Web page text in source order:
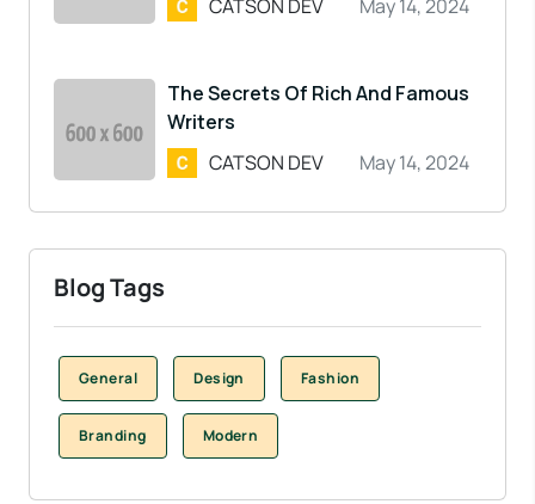
CATSON DEV
May 14, 2024
The Secrets Of Rich And Famous
Writers
CATSON DEV
May 14, 2024
Blog Tags
General Design Fashion
Branding Modern